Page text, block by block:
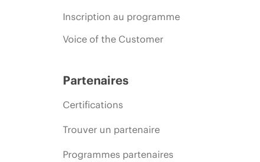
Inscription au programme
Voice of the Customer
Partenaires
Certifications
Trouver un partenaire
Programmes partenaires